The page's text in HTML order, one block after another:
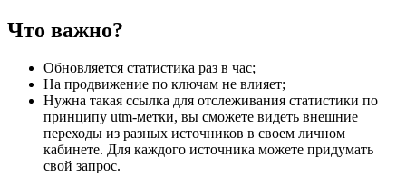
Что важно?
Обновляется статистика раз в час;
На продвижение по ключам не влияет;
Нужна такая ссылка для отслеживания статистики по
принципу utm-метки, вы сможете видеть внешние
переходы из разных источников в своем личном
кабинете. Для каждого источника можете придумать
свой запрос.